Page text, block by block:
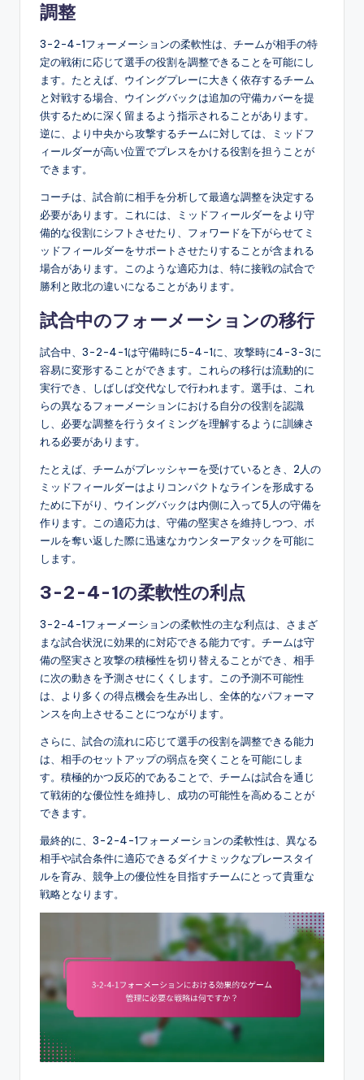
調整
3-2-4-1フォーメーションの柔軟性は、チームが相手の特
定の戦術に応じて選手の役割を調整できることを可能にし
ます。たとえば、ウイングプレーに大きく依存するチーム
と対戦する場合、ウイングバックは追加の守備カバーを提
供するために深く留まるよう指示されることがあります。
逆に、より中央から攻撃するチームに対しては、ミッドフ
ィールダーが高い位置でプレスをかける役割を担うことが
できます。
コーチは、試合前に相手を分析して最適な調整を決定する
必要があります。これには、ミッドフィールダーをより守
備的な役割にシフトさせたり、フォワードを下がらせてミ
ッドフィールダーをサポートさせたりすることが含まれる
場合があります。このような適応力は、特に接戦の試合で
勝利と敗北の違いになることがあります。
試合中のフォーメーションの移行
試合中、3-2-4-1は守備時に5-4-1に、攻撃時に4-3-3に
容易に変形することができます。これらの移行は流動的に
実行でき、しばしば交代なしで行われます。選手は、これ
らの異なるフォーメーションにおける自分の役割を認識
し、必要な調整を行うタイミングを理解するように訓練さ
れる必要があります。
たとえば、チームがプレッシャーを受けているとき、2人の
ミッドフィールダーはよりコンパクトなラインを形成する
ために下がり、ウイングバックは内側に入って5人の守備を
作ります。この適応力は、守備の堅実さを維持しつつ、ボ
ールを奪い返した際に迅速なカウンターアタックを可能に
します。
3-2-4-1の柔軟性の利点
3-2-4-1フォーメーションの柔軟性の主な利点は、さまざ
まな試合状況に効果的に対応できる能力です。チームは守
備の堅実さと攻撃の積極性を切り替えることができ、相手
に次の動きを予測させにくくします。この予測不可能性
は、より多くの得点機会を生み出し、全体的なパフォーマ
ンスを向上させることにつながります。
さらに、試合の流れに応じて選手の役割を調整できる能力
は、相手のセットアップの弱点を突くことを可能にしま
す。積極的かつ反応的であることで、チームは試合を通じ
て戦術的な優位性を維持し、成功の可能性を高めることが
できます。
最終的に、3-2-4-1フォーメーションの柔軟性は、異なる
相手や試合条件に適応できるダイナミックなプレースタイ
ルを育み、競争上の優位性を目指すチームにとって貴重な
戦略となります。